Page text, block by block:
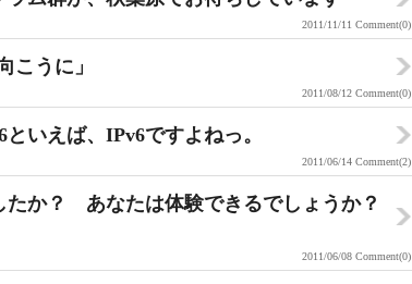
2011/11/11 Comment(0)
こうに」
2011/08/12 Comment(0)
いえば、IPv6ですよねっ。
2011/06/14 Comment(2)
たか？ あなたは体験できるでしょうか？
2011/06/08 Comment(0)